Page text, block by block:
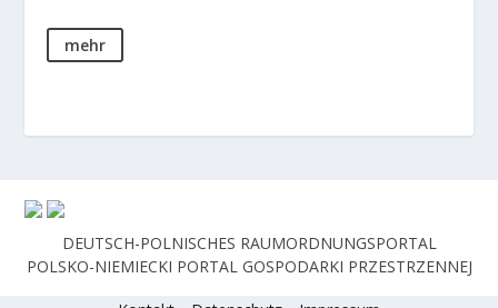
mehr
DEUTSCH-POLNISCHES RAUMORDNUNGSPORTAL
POLSKO-NIEMIECKI PORTAL GOSPODARKI PRZESTRZENNEJ